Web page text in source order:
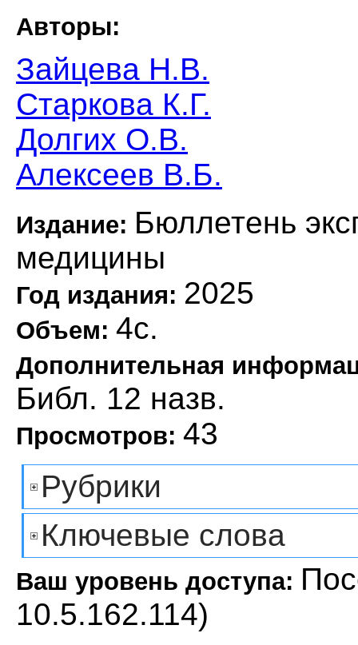
Авторы:
Зайцева Н.В.
Старкова К.Г.
Долгих О.В.
Алексеев В.Б.
Издание: Бюллетень
медицины
Год издания: 2025
Объем: 4с.
Дополнительная
Библ. 12 назв.
Просмотров: 43
Рубрики
Ключевые слова
Ваш уровень доступа:
10.5.162.114)